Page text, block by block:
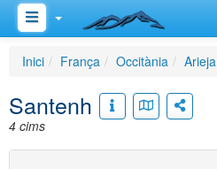
Inici França Occitània Arieja
Santenh
4 cims